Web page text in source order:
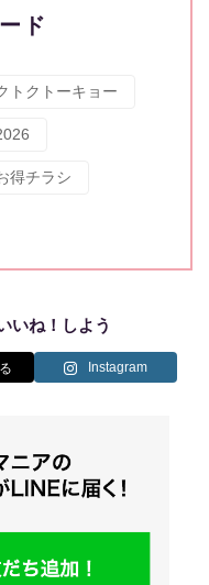
ド
トクトーキョー
得チラシ
いね！しよう
Instagram